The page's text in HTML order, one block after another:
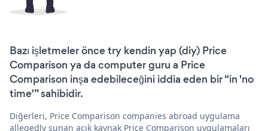
Bazı işletmeler önce try kendin yap (diy) Price
Comparison ya da computer guru a Price
Comparison inşa edebileceğini iddia eden bir “in 'no
time'” sahibidir.
Diğerleri, Price Comparison companies abroad uygulama
allegedly sunan açık kaynak Price Comparison uygulamaları